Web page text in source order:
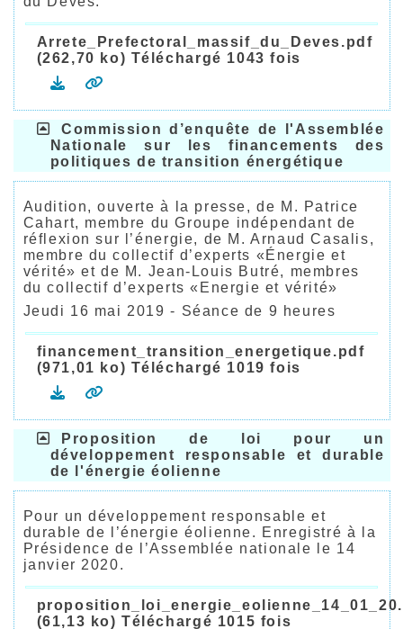
Arrete_Prefectoral_massif_du_Deves.pdf
(262,70 ko) Téléchargé 1043 fois
Commission d’enquête de l'Assemblée
Nationale sur les financements des
politiques de transition énergétique
Audition, ouverte à la presse, de M. Patrice
Cahart, membre du Groupe indépendant de
réflexion sur l’énergie, de M. Arnaud Casalis,
membre du collectif d’experts «Énergie et
vérité» et de M. Jean-Louis Butré, membres
du collectif d’experts «Energie et vérité»
Jeudi 16 mai 2019 - Séance de 9 heures
financement_transition_energetique.pdf
(971,01 ko) Téléchargé 1019 fois
Proposition de loi pour un
développement responsable et durable
de l'énergie éolienne
Pour un développement responsable et
durable de l’énergie éolienne. Enregistré à la
Présidence de l’Assemblée nationale le 14
janvier 2020.
(61,13 ko) Téléchargé 1015 fois